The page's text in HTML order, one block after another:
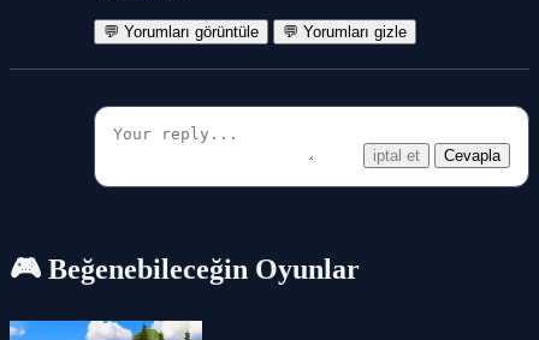
💬 Yorumları görüntüle 💬 Yorumları gizle
iptal et Cevapla
🎮 Beğenebileceğin Oyunlar